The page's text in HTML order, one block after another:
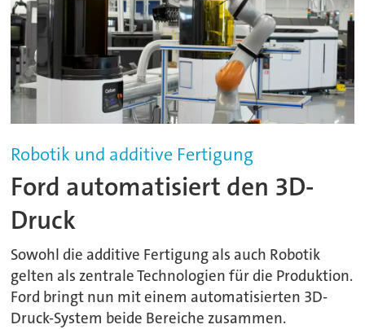
Robotik und additive Fertigung
Ford automatisiert den 3D-
Druck
Sowohl die additive Fertigung als auch Robotik
gelten als zentrale Technologien für die Produktion.
Ford bringt nun mit einem automatisierten 3D-
Druck-System beide Bereiche zusammen.